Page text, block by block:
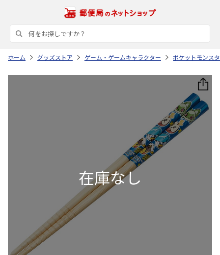
ホーム グッズストア ゲーム・ゲームキャラクター ポケットモンス